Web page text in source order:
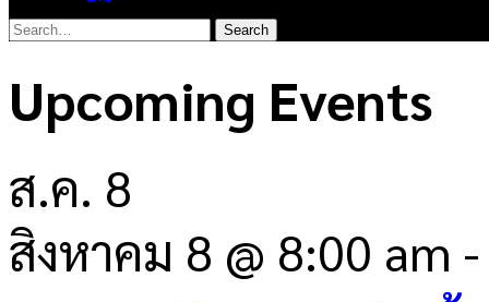
Upcoming Events
ส.ค. 8
สิงหาคม 8 @ 8:00 am